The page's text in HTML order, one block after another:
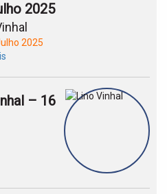
2025
2025
– 16